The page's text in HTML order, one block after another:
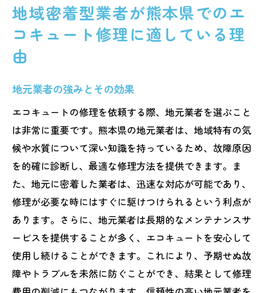
地域密着型業者が熊本県でのエ
コキュート修理に適している理
由
地元業者の強みとその効果
エコキュートの修理を依頼する際、地元業者を選ぶこと
は非常に重要です。熊本県の地元業者は、地域特有の気
候や水質について深い知識を持っているため、故障原因
を的確に診断し、最適な修理方法を提供できます。ま
た、地元に密着した業者は、迅速な対応が可能であり、
修理が必要な時にはすぐに駆けつけられるという利点が
あります。さらに、地元業者は長期的なメンテナンスサ
ービスを提供することが多く、エコキュートを安心して
使用し続けることができます。これにより、予期せぬ故
障やトラブルを未然に防ぐことができ、結果として修理